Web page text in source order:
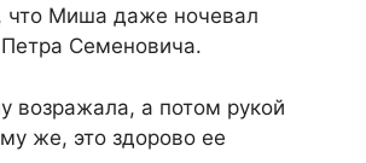
что Миша даже ночевал
Петра Семеновича.
возражала, а потом рукой
же, это здорово ее